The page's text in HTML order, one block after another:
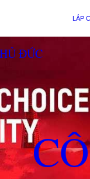
LẮP
ĐỨC